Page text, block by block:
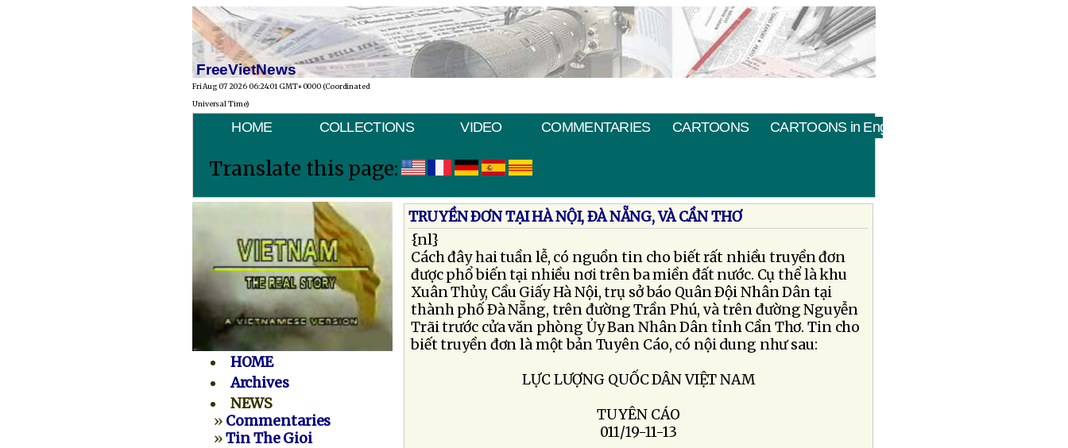
FreeVietNews
Fri Aug 07 2026 06:24:01 GMT+0000 (Coordinated
Universal Time)
HOME COLLECTIONS VIDEO COMMENTARIES CARTOONS CARTOONS in English
Translate this page:
HOME
Archives
NEWS
» Commentaries
»Tin The Gioi
TRUYỀN ÐƠN TẠI HÀ NỘI, ÐÀ NẴNG, VÀ CẦN THƠ
{nl}
Cách đây hai tuần lễ, có nguồn tin cho biết rất nhiều truyền đơn
được phổ biến tại nhiều nơi trên ba miền đất nước. Cụ thể là khu
Xuân Thủy, Cầu Giấy Hà Nội, trụ sở báo Quân Ðội Nhân Dân tại
thành phố Ðà Nẵng, trên đường Trần Phú, và trên đường Nguyễn
Trãi trước cửa văn phòng Ủy Ban Nhân Dân tỉnh Cần Thơ. Tin cho
biết truyền đơn là một bản Tuyên Cáo, có nội dung như sau:
LỰC LƯỢNG QUỐC DÂN VIỆT NAM
TUYÊN CÁO
011/19-11-13